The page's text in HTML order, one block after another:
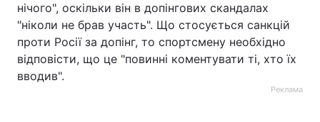
нічого", оскільки він в допінгових скандалах
"ніколи не брав участь". Що стосується санкцій
проти Росії за допінг, то спортсмену необхідно
відповісти, що це "повинні коментувати ті, хто їх
вводив".
Реклама